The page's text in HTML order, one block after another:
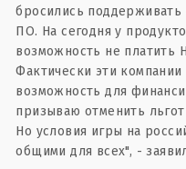
бросились поддерживать
ПО. На сегодня у
возможность не платить
Фактически эти
возможность для
призываю отменить
Но условия игры на
общими для всех", -